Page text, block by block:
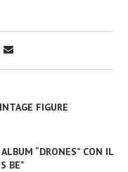
FIGURE
“DRONES” CON IL
BE”